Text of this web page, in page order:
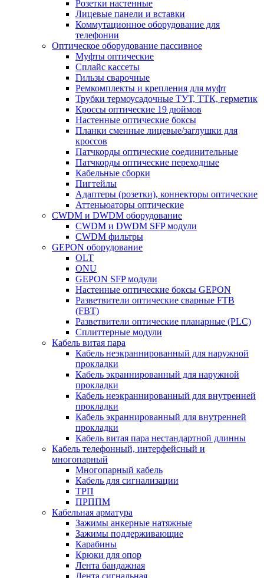
Розетки настенные
Лицевые панели и вставки
Коммутационное оборудование для
телефонии
Оптическое оборудование пассивное
Муфты оптические
Сплайс кассеты
Гильзы сварочные
Ремкомплекты и крепления для муфт
Трубки термоусадочные ТУТ, ТТК, герметик
Кроссы оптические 19 дюймов
Настенные оптические боксы
Планки сменные лицевые/заглушки для
кроссов
Патчкорды оптические соединительные
Патчкорды оптические переходные
Кабельные сборки
Пигтейлы
Адаптеры (розетки), коннекторы оптические
Аттеньюаторы оптические
CWDM и DWDM оборудование
CWDM и DWDM SFP модули
CWDM фильтры
GEPON оборудование
OLT
ONU
GEPON SFP модули
Настенные оптические боксы GEPON
Разветвители оптические сварные FTB
(FBT)
Разветвители оптические планарные (PLC)
Сплиттерные модули
Кабель витая пара
Кабель неэкраннированный для наружной
прокладки
Кабель экраннированный для наружной
прокладки
Кабель неэкраннированный для внутренней
прокладки
Кабель экраннированный для внутренней
прокладки
Кабель витая пара нестандартной длинны
Кабель телефонный, интерфейсный и
многопарный
Многопарный кабель
Кабель для сигнализации
ТРП
ПРППМ
Кабельная арматура
Зажимы анкерные натяжные
Зажимы поддерживающие
Карабины
Крюки для опор
Лента бандажная
Лента сигнальная